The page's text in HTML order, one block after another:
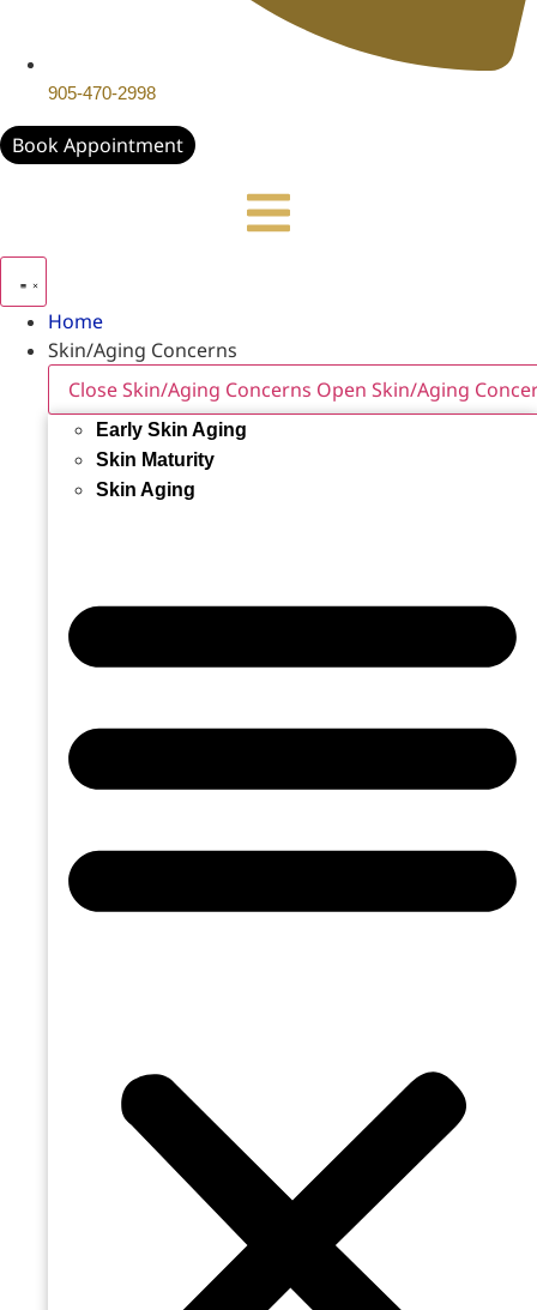
905-470-2998
Book Appointment
Home
Skin/Aging Concerns
Close Skin/Aging Concerns Open Skin/Aging
Early Skin Aging
Skin Maturity
Skin Aging